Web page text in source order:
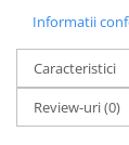
Informatii
Caracteristici
Review-uri(0)